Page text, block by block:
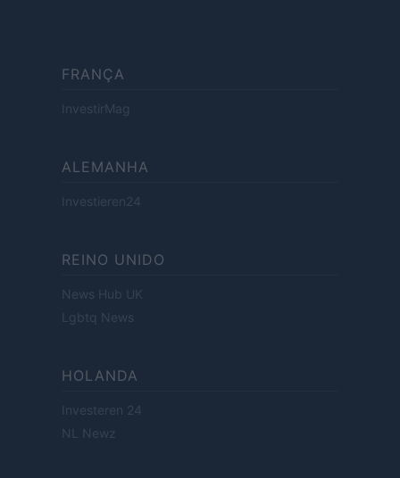
FRANÇA
InvestirMag
ALEMANHA
Investieren24
REINO UNIDO
News Hub UK
Lgbtq News
HOLANDA
Investeren 24
NL Newz